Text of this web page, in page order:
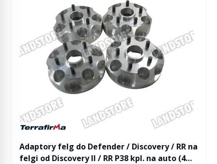
Manufactured by Terrafirma
Adaptory felg do Defender / Discovery / RR na
felgi od Discovery II / RR P38 kpl. na auto (4